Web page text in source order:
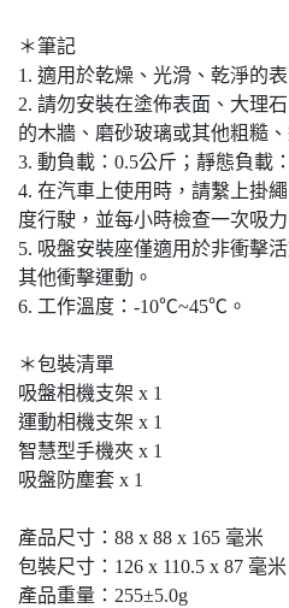
＊筆記
1. 適用於乾燥、光滑、乾淨的表
2. 請勿安裝在塗佈表面、大理
的木牆、磨砂玻璃或其他粗糙
3. 動負載：0.5公斤；靜態負載
4. 在汽車上使用時，請繫上掛
度行駛，並每小時檢查一次吸力
5. 吸盤安裝座僅適用於非衝擊
其他衝擊運動。
6. 工作溫度：-10℃~45℃。
＊包裝清單
吸盤相機支架 x 1
運動相機支架 x 1
智慧型手機夾 x 1
吸盤防塵套 x 1
產品尺寸：88 x 88 x 165 毫米
包裝尺寸：126 x 110.5 x 87 毫米
產品重量：255±5.0g